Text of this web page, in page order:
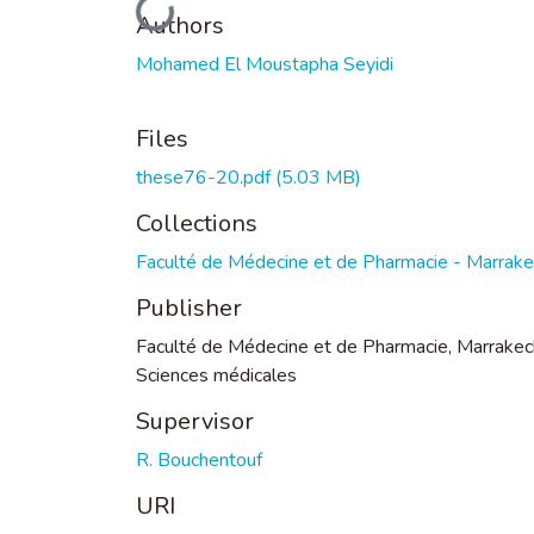
Loading...
Authors
Mohamed El Moustapha Seyidi
Files
these76-20.pdf(5.03 MB)
Collections
Faculté de Médecine et de Pharmacie -
Publisher
Faculté de Médecine et de Pharmacie,
Sciences médicales
Supervisor
R. Bouchentouf
URI